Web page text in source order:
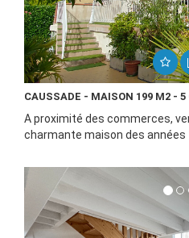
CAUSSADE - MAISON 199 M2 - 5
A proximité des commerces,
charmante maison des années